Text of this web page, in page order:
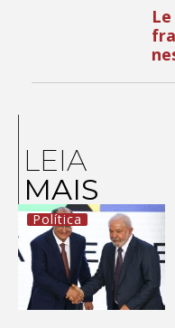
LEIA
MAIS
Política